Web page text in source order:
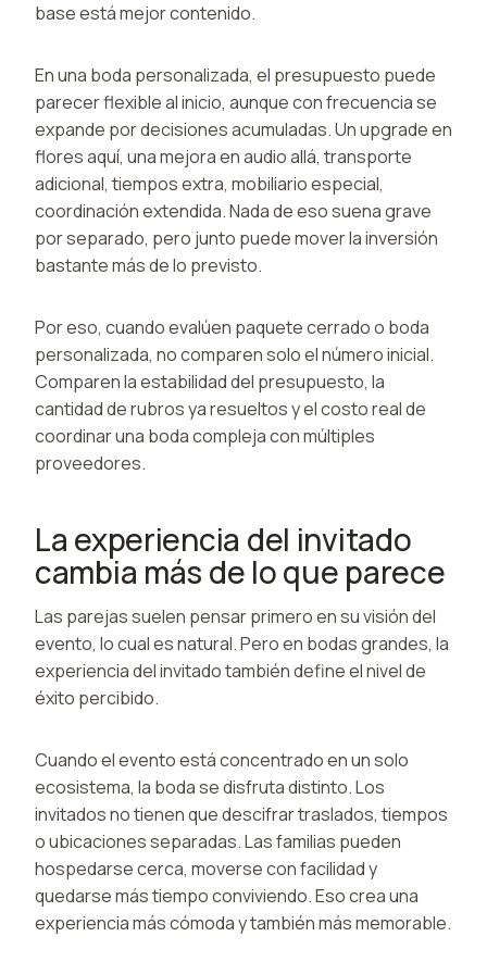
base está mejor contenido.
En una boda personalizada, el presupuesto puede
parecer flexible al inicio, aunque con frecuencia se
expande por decisiones acumuladas. Un upgrade en
flores aquí, una mejora en audio allá, transporte
adicional, tiempos extra, mobiliario especial,
coordinación extendida. Nada de eso suena grave
por separado, pero junto puede mover la inversión
bastante más de lo previsto.
Por eso, cuando evalúen paquete cerrado o boda
personalizada, no comparen solo el número inicial.
Comparen la estabilidad del presupuesto, la
cantidad de rubros ya resueltos y el costo real de
coordinar una boda compleja con múltiples
proveedores.
La experiencia del invitado
cambia más de lo que parece
Las parejas suelen pensar primero en su visión del
evento, lo cual es natural. Pero en bodas grandes, la
experiencia del invitado también define el nivel de
éxito percibido.
Cuando el evento está concentrado en un solo
ecosistema, la boda se disfruta distinto. Los
invitados no tienen que descifrar traslados, tiempos
o ubicaciones separadas. Las familias pueden
hospedarse cerca, moverse con facilidad y
quedarse más tiempo conviviendo. Eso crea una
experiencia más cómoda y también más memorable.